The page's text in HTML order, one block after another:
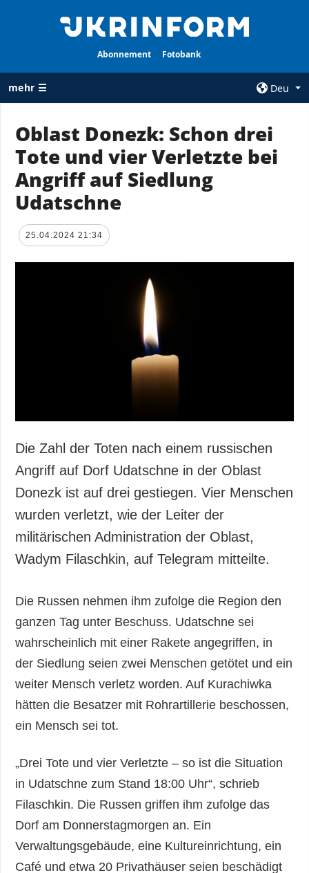
Abonnement Fotobank
mehr ☰
Deu
ALLE
RUBRIKEN
Krieg
Wiederaufbau
der Ukraine
Politik
AGENTUR
Über uns
ZUSÄTZLICH
Veröffentlichungen
Interview
Fotos
Video
LEISTUNGEN
Abonnement
Fotobank
Oblast Donezk: Schon drei
Tote und vier Verletzte bei
Angriff auf Siedlung
Udatschne
25.04.2024 21:34
Die Zahl der Toten nach einem russischen
Angriff auf Dorf Udatschne in der Oblast
Donezk ist auf drei gestiegen. Vier Menschen
wurden verletzt, wie der Leiter der
militärischen Administration der Oblast,
Wadym Filaschkin, auf Telegram mitteilte.
Die Russen nehmen ihm zufolge die Region den
ganzen Tag unter Beschuss. Udatschne sei
wahrscheinlich mit einer Rakete angegriffen, in
der Siedlung seien zwei Menschen getötet und ein
weiter Mensch verletz worden. Auf Kurachiwka
hätten die Besatzer mit Rohrartillerie beschossen,
ein Mensch sei tot.
„Drei Tote und vier Verletzte – so ist die Situation
in Udatschne zum Stand 18:00 Uhr“, schrieb
Filaschkin. Die Russen griffen ihm zufolge das
Dorf am Donnerstagmorgen an. Ein
Verwaltungsgebäude, eine Kultureinrichtung, ein
Café und etwa 20 Privathäuser seien beschädigt